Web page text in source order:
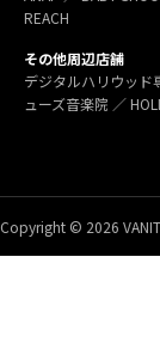
REACH
その他周辺店舗
デジタルハリウッド
ューズ音楽院 ／
Copyright © 2026